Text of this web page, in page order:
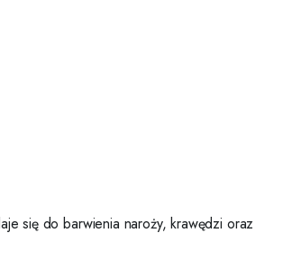
się do barwienia naroży, krawędzi oraz